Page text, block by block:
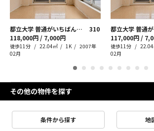
都立大学 普通がいちばん良いんです
310
118,000円 / 7,000円
徒歩11分 22.04㎡ 1K
2007年
02月
117,000円 /
徒歩11分
02月
その他の物件を探す
条件から探す 地